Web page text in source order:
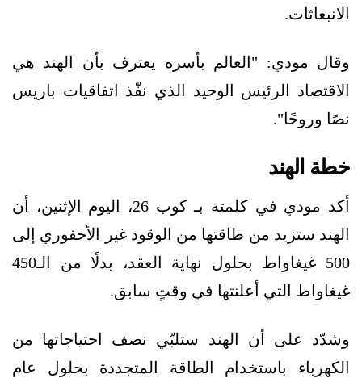
الانبعاثات.
وقال مودي: "العالم بأسره يعترف بأن الهند هي
الاقتصاد الرئيس الوحيد الذي نفّذ اتفاقيات باريس
نصًا وروحًا".
خطة الهند
أكد مودي في كلمته بـ كوب 26، اليوم الإثنين، أن
الهند ستزيد من طاقتها من الوقود غير الأحفوري إلى
500 غيغاواط بحلول نهاية العقد، بدلًا من الـ450
غيغاواط التي أعلنتها في وقتٍ سابق.
وشدّد على أن الهند ستلبّي نصف احتياجاتها من
الكهرباء باستخدام الطاقة المتجددة بحلول عام